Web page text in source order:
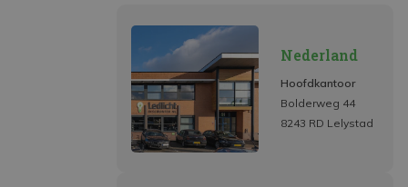
Nederland
Hoofdkantoor
Bolderweg 44
8243 RD Lelystad